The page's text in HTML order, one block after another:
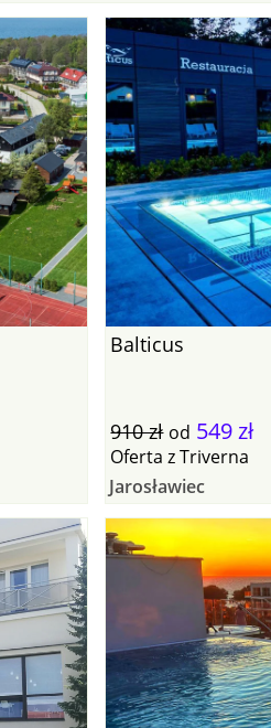
Balticus
910 zł od 549 zł
Oferta zTriverna
Jarosławiec